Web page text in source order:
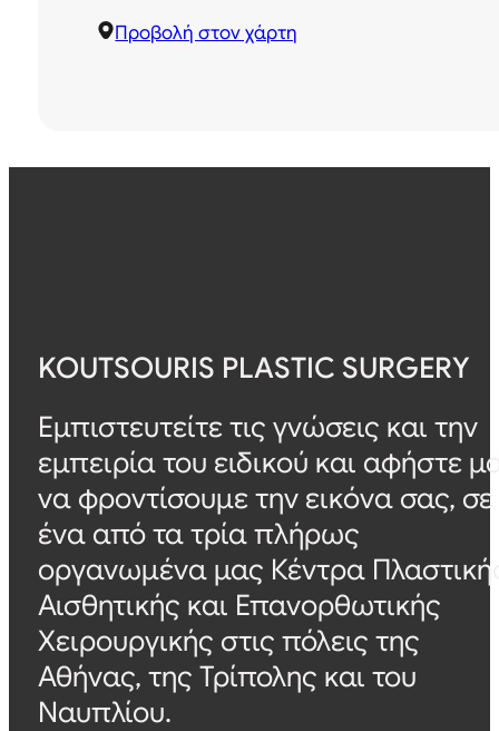
Προβολή στον χάρτη
KOUTSOURIS PLASTIC SURGERY
Εμπιστευτείτε τις γνώσεις και την
εμπειρία του ειδικού και αφήστε
να φροντίσουμε την εικόνα σας, σε
ένα από τα τρία πλήρως
οργανωμένα μας Κέντρα
Αισθητικής και Επανορθωτικής
Χειρουργικής στις πόλεις της
Αθήνας, της Τρίπολης και του
Ναυπλίου.